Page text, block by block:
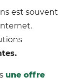
est souvent
une offre